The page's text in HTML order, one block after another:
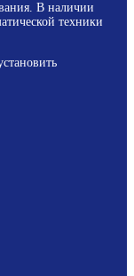
В наличии
техники